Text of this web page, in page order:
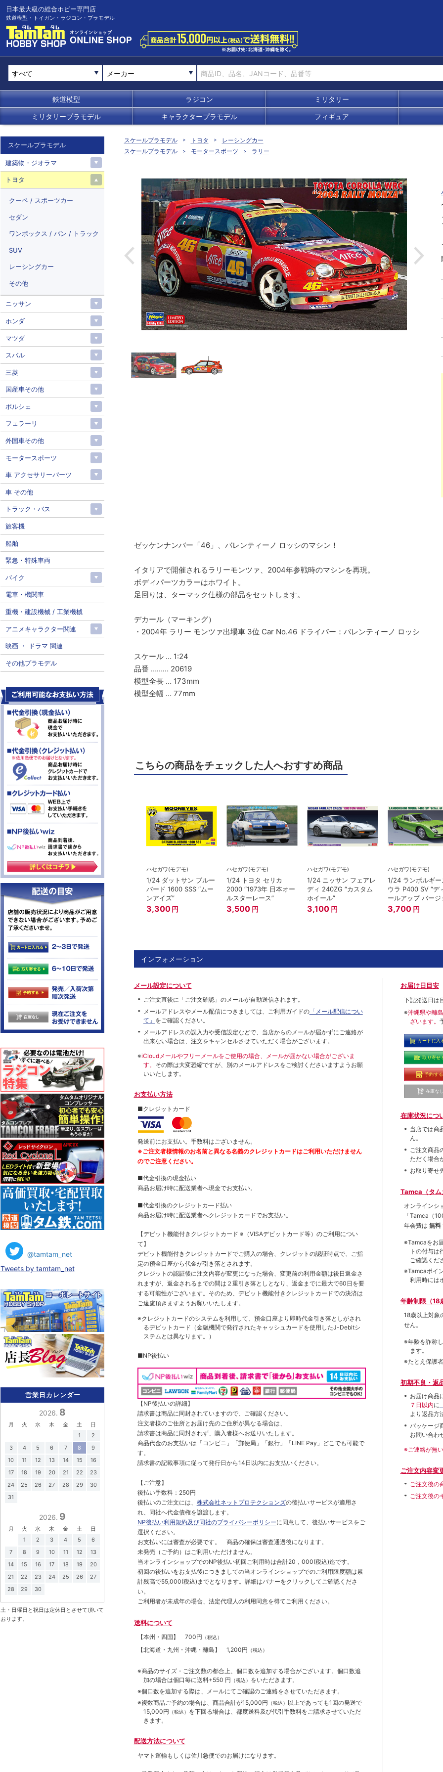
日本最大級の総合ホビー専門店
鉄道模型・トイガン・ラジコン・プラモデル
メーカー
鉄道模型 ラジコン ミリタリー
ミリタリープラモデル キャラクタープラモデル フィギュア
スケールプラモデル トヨタ
レーシングカー
スケールプラモデル
モータースポーツ ラリー
ゼッケンナンバー「46」、バレンティーノ ロッシのマシン！
イタリアで開催されるラリーモンツァ、2004年参戦時のマシンを再現。
ボディパーツカラーはホワイト。
足回りは、ターマック仕様の部品をセットします。
デカール（マーキング）
・2004年 ラリー モンツァ出場車 3位 Car No.46 ドライバー：バレンティーノ ロッシ
スケール … 1:24
品番 ……… 20619
模型全長 … 173mm
模型全幅 … 77mm
こちらの商品をチェックした人へおすすめ商品
ハセガワ(モデモ)
1/24 ダットサン ブルー
バード 1600 SSS “ムー
ンアイズ”
3,300 円
ハセガワ(モデモ)
1/24 トヨタ セリカ
2000 “1973年 日本オー
ルスターレース”
3,500 円
ハセガワ(モデモ)
1/24 ニッサン フェアレ
ディ 240ZG “カスタム
ホイール”
3,100 円
ハセガワ(モデモ)
1/24 ランボルギ
ウラ P400 SV “デ
ールアップ バージ
3,700 円
インフォメーション
メール設定について
ご注文直後に「ご注文確認」のメールが自動送信されます。
メールアドレスやメール配信につきましては、ご利用ガイドの「メール配信につい
て」 をご確認ください。
メールアドレスの誤入力や受信設定などで、当店からのメールが届かずにご連絡が
出来ない場合は、注文をキャンセルさせていただく場合がございます。
※iCloudメールやフリーメールをご使用の場合、メールが届かない場合がございま
す。 その際は大変恐縮ですが、別のメールアドレスをご検討くださいますようお願
いいたします。
お支払い方法
■クレジットカード
発送前にお支払い。手数料はございません。
※ご注文者様情報のお名前と異なる名義のクレジットカードはご利用いただけません
のでご注意ください。
■代金引換の現金払い
商品お届け時に配送業者へ現金でお支払い。
■代金引換のクレジットカ―ド払い
商品お届け時に配送業者へクレジットカードでお支払い。
【デビット機能付きクレジットカード ※（VISAデビットカード等） のご利用につい
て】
デビット機能付きクレジットカードでご購入の場合、クレジットの認証時点で、ご指
定の預金口座から代金が引き落とされます。
クレジットの認証後に注文内容が変更になった場合、変更前の利用金額は後日返金さ
れますが、返金されるまでの間は２重引き落としとなり、返金までに最大で60日を要
する可能性がございます。そのため、デビット機能付きクレジットカードでの決済は
ご遠慮頂きますようお願いいたします。
※クレジットカードのシステムを利用して、預金口座より即時代金引き落としがされ
るデビットカード（金融機関で発行されたキャッシュカードを使用したJ-Debitシ
ステムとは異なります。）
■NP後払い
【NP後払いの詳細】
請求書は商品に同封されていますので、ご確認ください。
注文者様のご住所とお届け先のご住所が異なる場合は、
請求書は商品に同封されず、購入者様へお送りいたします。
商品代金のお支払いは「コンビニ」「郵便局」「銀行」「LINE Pay」どこでも可能で
す。
請求書の記載事項に従って発行日から14日以内にお支払いください。
【ご注意】
後払い手数料：250円
後払いのご注文には、 株式会社ネットプロテクションズの後払いサービスが適用さ
れ、同社へ代金債権を譲渡します。
NP後払い利用規約及び同社のプライバシーポリシーに同意して、後払いサービスをご
選択ください。
お支払いには審査が必要です。 商品の確保は審査通過後になります。
未発売（ご予約）はご利用いただけません。
当オンラインショップでのNP後払い初回ご利用時は合計20，000(税込)迄です。
初回の後払いをお支払後につきましての当オンラインショップでのご利用限度額は累
計残高で55,000(税込)までとなります。詳細はバナーをクリックしてご確認くださ
い。
ご利用者が未成年の場合、法定代理人の利用同意を得てご利用ください。
送料について
【本州・四国】 700円 （税込）
【北海道・九州・沖縄・離島】 1,200円 （税込）
※商品のサイズ・ご注文数の都合上、個口数を追加する場合がございます。個口数追
加の場合は個口毎に送料+550 円 （税込） をいただきます。
※個口数を追加する際は、メールにてご確認のご連絡をさせていただきます。
※複数商品ご予約の場合は、商品合計が15,000円 （税込） 以上であっても1回の発送で
15,000円 （税込） を下回る場合は、都度送料及び代引手数料をご請求させていただ
きます。
配送方法について
ヤマト運輸もしくは佐川急便でのお届けになります。
お届け日目安
下記発送日は
※沖縄県や離
ざいます。
カートに入
取り寄せ
予約する
在庫な
在庫状況につ
当店では商
ん。
ご注文商品
ただく場合
お取り寄せ
Tamca（タム
オンラインシ
「Tamca （
年会費は 無料
※Tamcaをお
トの付与は
ご確認くだ
※Tamcaポイ
利用時には
年齢制限（18
18歳以上対象
せん。
※年齢を詐称
ます。
※たとえ保護
初期不良・返
お届け商品
７日以内に
より返品方
パッケージ
お問い合わ
※ご連絡が無
ご注文内容変
ご注文後の
ご注文後の
スケールプラモデル
建築物・ジオラマ
トヨタ
クーペ / スポーツカー
セダン
ワンボックス / バン / トラック
SUV
レーシングカー
その他
ニッサン
ホンダ
マツダ
スバル
三菱
国産車その他
ポルシェ
フェラーリ
外国車その他
モータースポーツ
車 アクセサリーパーツ
車 その他
トラック・バス
旅客機
船舶
緊急・特殊車両
バイク
電車・機関車
重機・建設機械 / 工業機械
アニメキャラクター関連
映画 ・ ドラマ 関連
その他プラモデル
@tamtam_net
Tweets by tamtam_net
営業日カレンダー
2026. 8
月 火 水 木 金 土
日
1
2
3
4 5 6 7 8
9
10
11 12 13 14 15
16
17
18 19 20 21 22
23
24
25 26 27 28 29
30
31
2026. 9
月 火 水 木 金 土
日
1
2 3 4 5
6
7
8 9 10 11 12
13
14
15 16 17 18 19
20
21
22 23 24 25 26
27
28
29 30
土・日曜日と祝日は定休日とさせて頂いて
おります。